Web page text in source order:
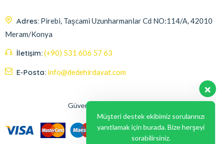
Adres: Pirebi, Taşcami Uzunharmanlar Cd NO:114/A, 42010
Meram/Konya
İletişim:(+90) 531 606 57 63
E-Posta: info@dedehirdavat.com
Güvenli Ödeme Seçenekleri
Müşteri destek ekibimiz sorularınızı
yanıtlamak için burada. Bize herşeyi
sorabilirsiniz.